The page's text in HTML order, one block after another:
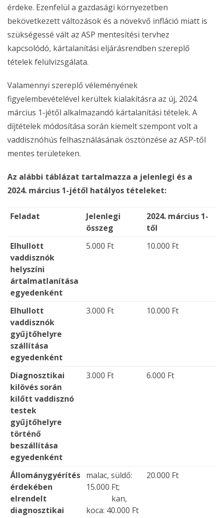
érdeke. Ezenfelül a gazdasági környezetben
bekövetkezett változások és a növekvő infláció miatt is
szükségessé vált az ASP mentesítési tervhez
kapcsolódó, kártalanítási eljárásrendben szereplő
tételek felülvizsgálata.
Valamennyi szereplő véleményének
figyelembevételével kerültek kialakításra az új, 2024.
március 1-jétől alkalmazandó kártalanítási tételek. A
díjtételek módosítása során kiemelt szempont volt a
vaddisznóhús felhasználásának ösztönzése az ASP-től
mentes területeken.
Az alábbi táblázat tartalmazza a jelenlegi és a
2024. március 1-jétől hatályos tételeket:
Feladat
Jelenlegi
összeg
2024. március 1-
től
Elhullott
vaddisznók
helyszíni
ártalmatlanítása
egyedenként
5.000 Ft 10.000 Ft
Elhullott
vaddisznók
gyűjtőhelyre
szállítása
egyedenként
3.000 Ft 10.000 Ft
Diagnosztikai
kilövés során
kilőtt vaddisznó
testek
gyűjtőhelyre
történő
beszállítása
egyedenként
3.000 Ft 6.000 Ft
Állománygyérítés
érdekében
elrendelt
diagnosztikai
malac, süldő:
15.000 Ft;
kan,
koca: 40.000 Ft
20.000 Ft